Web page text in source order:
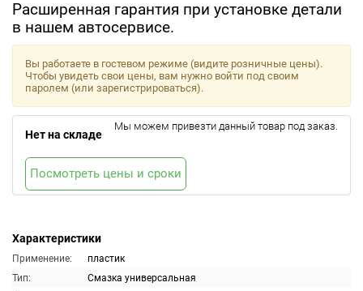
Расширенная гарантия при установке детали
в нашем автосервисе.
Характеристики
Применение:
пластик
Тип:
Смазка универсальная
Вы работаете в гостевом режиме (видите розничные цены).
Чтобы увидеть свои цены, вам нужно войти под своим
паролем (или зарегистрироваться).
Нет на складе
Мы можем привезти данный товар под заказ.
Посмотреть цены и сроки